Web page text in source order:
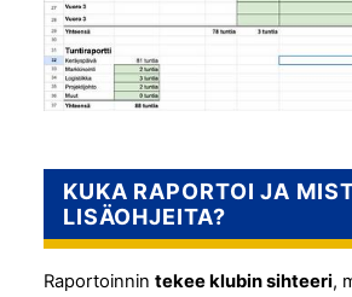
KUKA RAPORTOI JA
LISÄOHJEITA?
Raportoinnin tekee klubin sihteeri,